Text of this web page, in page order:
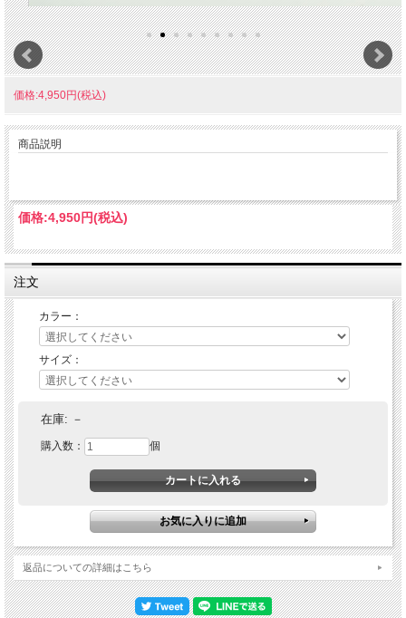
価格:4,950円(税込)
商品説明
価格:4,950円(税込)
注文
カラー：
サイズ：
在庫: －
購入数： 個
返品についての詳細はこちら